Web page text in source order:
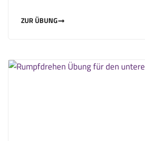
ZUR ÜBUNG